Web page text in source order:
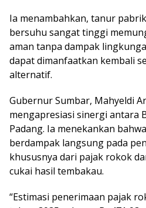
Ia menambahkan, tanur
bersuhu sangat tinggi
aman tanpa dampak
dapat dimanfaatkan kembali
alternatif.
Gubernur Sumbar, Mahyeldi
mengapresiasi sinergi antara
Padang. Ia menekankan
berdampak langsung pada
khususnya dari pajak rokok
cukai hasil tembakau.
“Estimasi penerimaan pajak